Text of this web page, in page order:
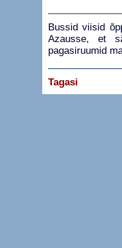
Bussid viisid
Azausse, et
pagasiruumid
Tagasi